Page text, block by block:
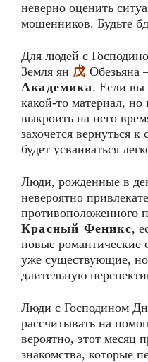
неверно оценить
мошенников. Будьте
Для людей с
Земля ян 戊
Академика. Если вы
какой-то материал, но
выкроить на него
захочется вернуться
будет усваиваться
Люди, рожденные в
невероятно
противоположенного
Красный Феникс,
новые
уже существующие,
длительную
Люди с Господином
рассчитывать на
вероятно, этот месяц
знакомства, которые